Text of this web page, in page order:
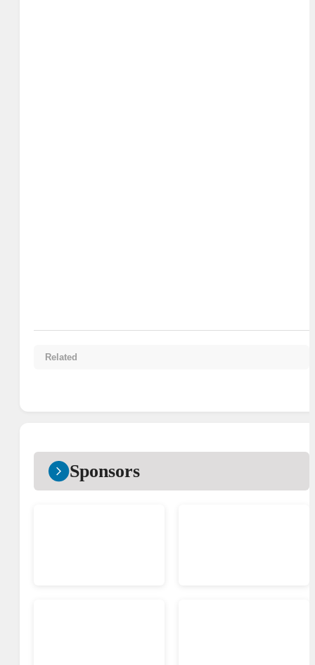
Related
Sponsors